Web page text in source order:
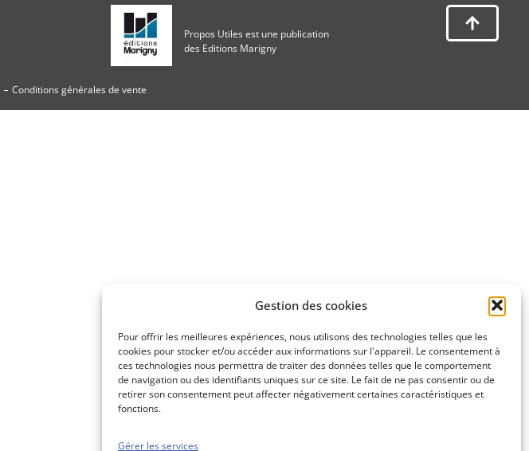
Gestion des cookies
Pour offrir les meilleures expériences, nous utilisons des technologies telles que les
cookies pour stocker et/ou accéder aux informations sur l'appareil. Le consentement à
ces technologies nous permettra de traiter des données telles que le comportement
de navigation ou des identifiants uniques sur ce site. Le fait de ne pas consentir ou de
retirer son consentement peut affecter négativement certaines caractéristiques et
fonctions.
Gérer les services
Propos Utiles est une publication
des Editions Marigny
Conditions générales de vente